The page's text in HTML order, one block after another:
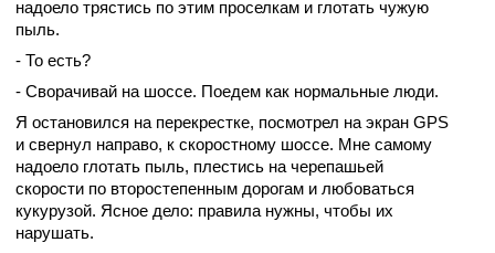
надоело трястись по этим проселкам и глотать чужую
пыль.
- То есть?
- Сворачивай на шоссе. Поедем как нормальные люди.
Я остановился на перекрестке, посмотрел на экран GPS
и свернул направо, к скоростному шоссе. Мне самому
надоело глотать пыль, плестись на черепашьей
скорости по второстепенным дорогам и любоваться
кукурузой. Ясное дело: правила нужны, чтобы их
нарушать.